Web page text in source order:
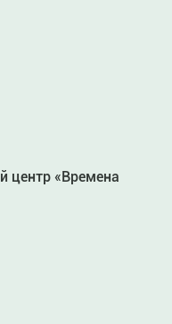
центр «Времена